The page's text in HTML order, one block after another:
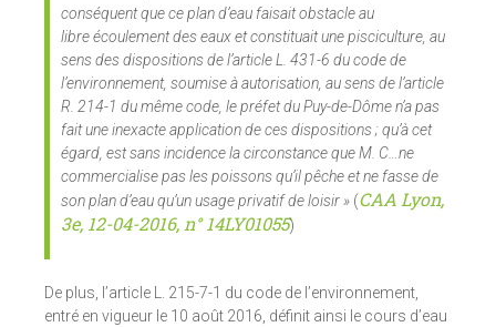
conséquent que ce plan d’eau faisait obstacle au
libre écoulement des eaux et constituait une pisciculture, au
sens des dispositions de l’article L. 431-6 du code de
l’environnement, soumise à autorisation, au sens de l’article
R. 214-1 du même code, le préfet du Puy-de-Dôme n’a pas
fait une inexacte application de ces dispositions ; qu’à cet
égard, est sans incidence la circonstance que M. C…ne
commercialise pas les poissons qu’il pêche et ne fasse de
son plan d’eau qu’un usage privatif de loisir » (CAA Lyon,
3e, 12-04-2016, n° 14LY01055)
De plus, l’article L. 215-7-1 du code de l’environnement,
entré en vigueur le 10 août 2016, définit ainsi le cours d’eau